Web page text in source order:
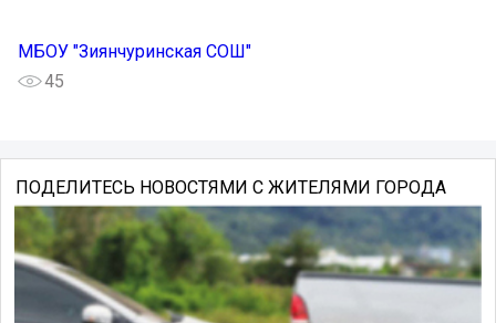
МБОУ "Зиянчуринская СОШ"
45
ПОДЕЛИТЕСЬ НОВОСТЯМИ С ЖИТЕЛЯМИ ГОРОДА